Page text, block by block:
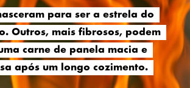
para ser a estrela do
Outros, mais fibrosos, podem
carne de panela macia e
após um longo cozimento.
para ser a estrela do
Outros, mais fibrosos, podem
carne de panela macia e
após um longo cozimento.